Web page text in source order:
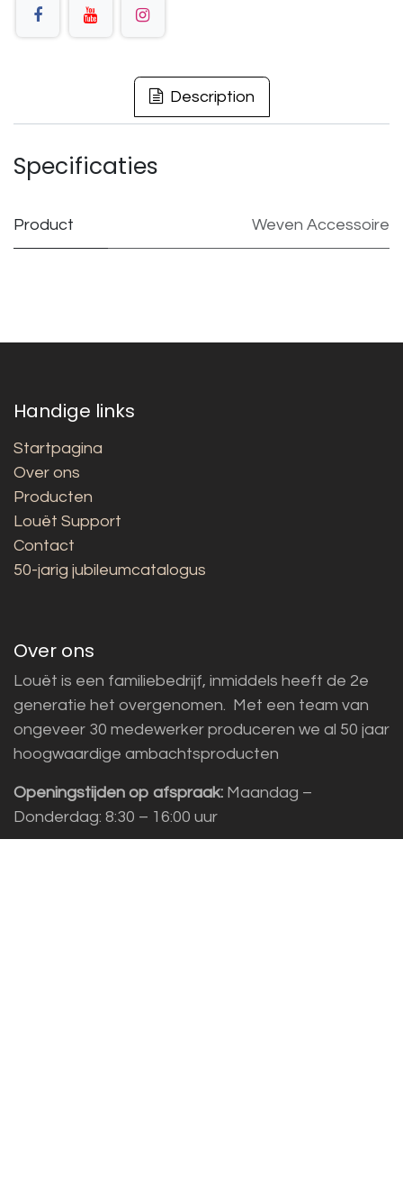
Description
Specificaties
Product Weven Accessoire
Handige links
Startpagina
Over ons
Producten
Louët Support
Contact
50-jarig jubileumcatalogus
Over ons
Louët is een familiebedrijf, inmiddels heeft de 2e
generatie het overgenomen. Met een team van
ongeveer 30 medewerker produceren we al 50 jaar
hoogwaardige ambachtsproducten
Openingstijden op afspraak: Maandag –
Donderdag: 8:30 – 16:00 uur